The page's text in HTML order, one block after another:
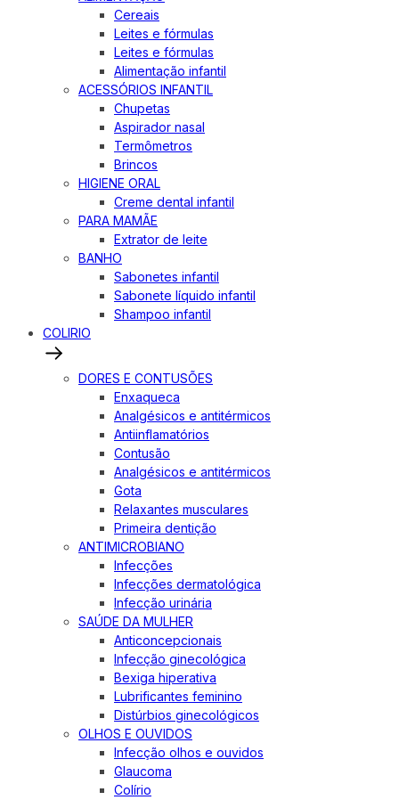
Cereais
Leites e fórmulas
Leites e fórmulas
Alimentação infantil
ACESSÓRIOS INFANTIL
Chupetas
Aspirador nasal
Termômetros
Brincos
HIGIENE ORAL
Creme dental infantil
PARA MAMÃE
Extrator de leite
BANHO
Sabonetes infantil
Sabonete líquido infantil
Shampoo infantil
COLIRIO
DORES E CONTUSÕES
Enxaqueca
Analgésicos e antitérmicos
Antiinflamatórios
Contusão
Analgésicos e antitérmicos
Gota
Relaxantes musculares
Primeira dentição
ANTIMICROBIANO
Infecções
Infecções dermatológica
Infecção urinária
SAÚDE DA MULHER
Anticoncepcionais
Infecção ginecológica
Bexiga hiperativa
Lubrificantes feminino
Distúrbios ginecológicos
OLHOS E OUVIDOS
Infecção olhos e ouvidos
Glaucoma
Colírio